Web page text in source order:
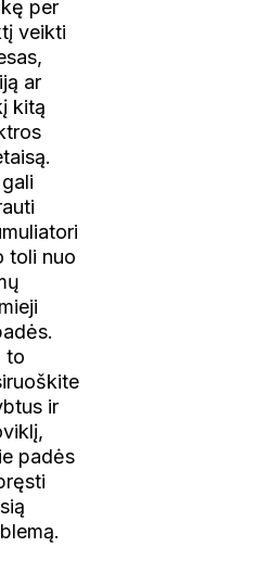
per
veikti
ar
kitą
toli nuo
to
ir
padės